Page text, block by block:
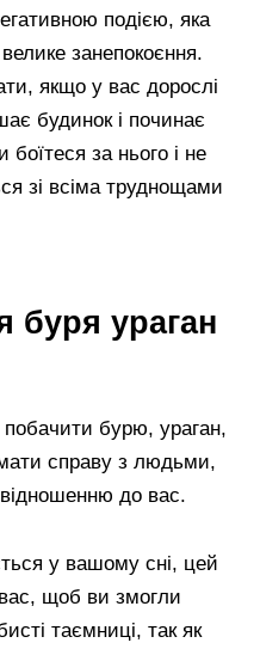
подією, яка
занепокоєння.
якщо у вас дорослі
будинок і починає
боїтеся за нього і не
зі всіма труднощами
буря ураган
бурю, ураган,
справу з людьми,
до вас.
у вашому сні, цей
щоб ви змогли
таємниці, так як